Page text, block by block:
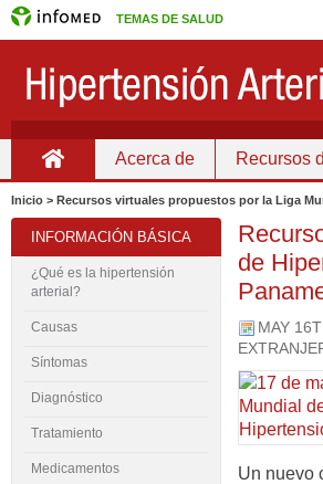
TEMAS DE SALUD
Acerca de Recursos
Inicio > Recursos virtuales propuestos por la Liga
de
MAY
Un nuevo
INFORMACIÓN BÁSICA
¿Qué es la hipertensión
arterial?
Causas
Síntomas
Diagnóstico
Tratamiento
Medicamentos